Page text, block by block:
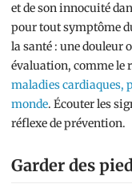
et de son innocuité
pour tout symptôme
la santé : une douleur
évaluation, comme le
maladies cardiaques,
monde. Écouter les
réflexe de prévention.
Garder des